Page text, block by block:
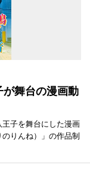
舞台の漫画動
子を舞台にした漫画
りんね）」の作品制